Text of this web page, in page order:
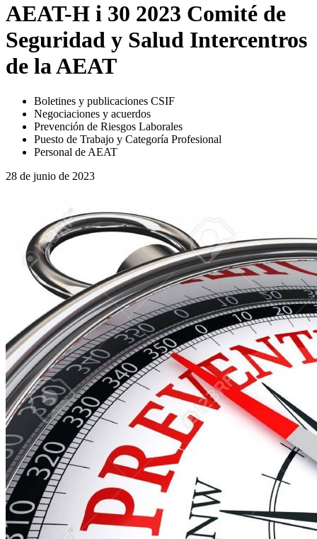
AEAT-H i 30 2023 Comité de
Seguridad y Salud Intercentros
de la AEAT
Boletines y publicaciones CSIF
Negociaciones y acuerdos
Prevención de Riesgos Laborales
Puesto de Trabajo y Categoría Profesional
Personal de AEAT
28 de junio de 2023